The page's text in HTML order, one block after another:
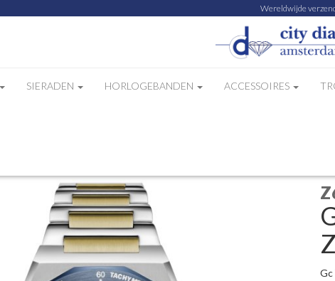
Wereldwijde
SIERADEN HORLOGEBANDEN ACCESSOIRES
Gc